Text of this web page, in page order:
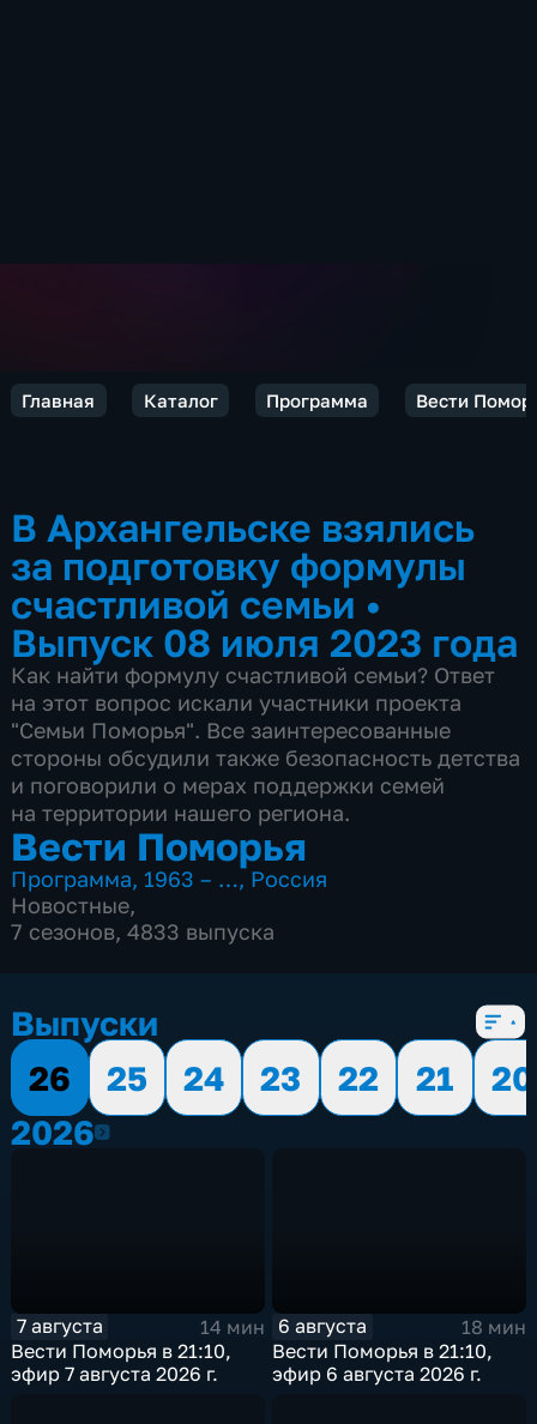
Главная Каталог Программа Вести
В Архангельске взялись
за подготовку формулы
счастливой семьи •
Выпуск 08 июля 2023 года
Как найти формулу счастливой семьи? Ответ
на этот вопрос искали участники проекта
"Семьи Поморья". Все заинтересованные
стороны обсудили также безопасность детства
и поговорили о мерах поддержки семей
на территории нашего региона.
Вести Поморья
Программа, 1963 – …, Россия
Новостные,
7 сезонов, 4833 выпуска
Выпуски
26
25 24 23 22 21
20
20262026
7 августа
14 мин
Вести Поморья в 21:10,
эфир 7 августа 2026 г.
6 августа
18 мин
Вести Поморья в 21:10,
эфир 6 августа 2026 г.